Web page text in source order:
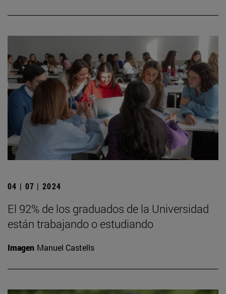
04 | 07 | 2024
El 92% de los graduados de la Universidad
están trabajando o estudiando
Imagen Manuel Castells